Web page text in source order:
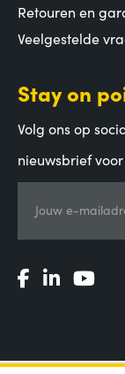
Retouren en
Veelgestelde
Stay on
Volg ons op
nieuwsbrief
Jouw e-